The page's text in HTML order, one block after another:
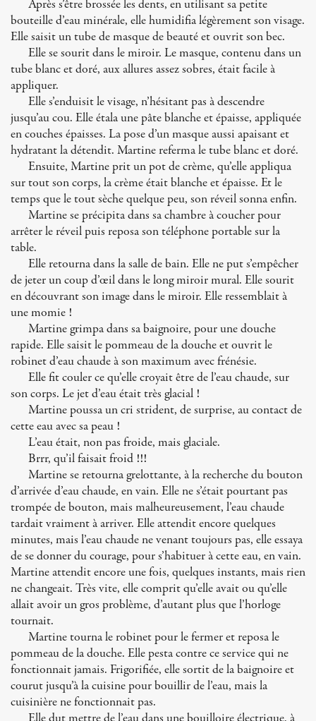
Après s’être brossée les dents, en utilisant sa petite
bouteille d’eau minérale, elle humidifia légèrement son visage.
Elle saisit un tube de masque de beauté et ouvrit son bec.
Elle se sourit dans le miroir. Le masque, contenu dans un
tube blanc et doré, aux allures assez sobres, était facile à
appliquer.
Elle s’enduisit le visage, n’hésitant pas à descendre
jusqu’au cou. Elle étala une pâte blanche et épaisse, appliquée
en couches épaisses. La pose d’un masque aussi apaisant et
hydratant la détendit. Martine referma le tube blanc et doré.
Ensuite, Martine prit un pot de crème, qu’elle appliqua
sur tout son corps, la crème était blanche et épaisse. Et le
temps que le tout sèche quelque peu, son réveil sonna enfin.
Martine se précipita dans sa chambre à coucher pour
arrêter le réveil puis reposa son téléphone portable sur la
table.
Elle retourna dans la salle de bain. Elle ne put s’empêcher
de jeter un coup d’œil dans le long miroir mural. Elle sourit
en découvrant son image dans le miroir. Elle ressemblait à
une momie !
Martine grimpa dans sa baignoire, pour une douche
rapide. Elle saisit le pommeau de la douche et ouvrit le
robinet d’eau chaude à son maximum avec frénésie.
Elle fit couler ce qu’elle croyait être de l’eau chaude, sur
son corps. Le jet d’eau était très glacial !
Martine poussa un cri strident, de surprise, au contact de
cette eau avec sa peau !
L’eau était, non pas froide, mais glaciale.
Brrr, qu’il faisait froid !!!
Martine se retourna grelottante, à la recherche du bouton
d’arrivée d’eau chaude, en vain. Elle ne s’était pourtant pas
trompée de bouton, mais malheureusement, l’eau chaude
tardait vraiment à arriver. Elle attendit encore quelques
minutes, mais l’eau chaude ne venant toujours pas, elle essaya
de se donner du courage, pour s’habituer à cette eau, en vain.
Martine attendit encore une fois, quelques instants, mais rien
ne changeait. Très vite, elle comprit qu’elle avait ou qu’elle
allait avoir un gros problème, d’autant plus que l’horloge
tournait.
Martine tourna le robinet pour le fermer et reposa le
pommeau de la douche. Elle pesta contre ce service qui ne
fonctionnait jamais. Frigorifiée, elle sortit de la baignoire et
courut jusqu’à la cuisine pour bouillir de l’eau, mais la
cuisinière ne fonctionnait pas.